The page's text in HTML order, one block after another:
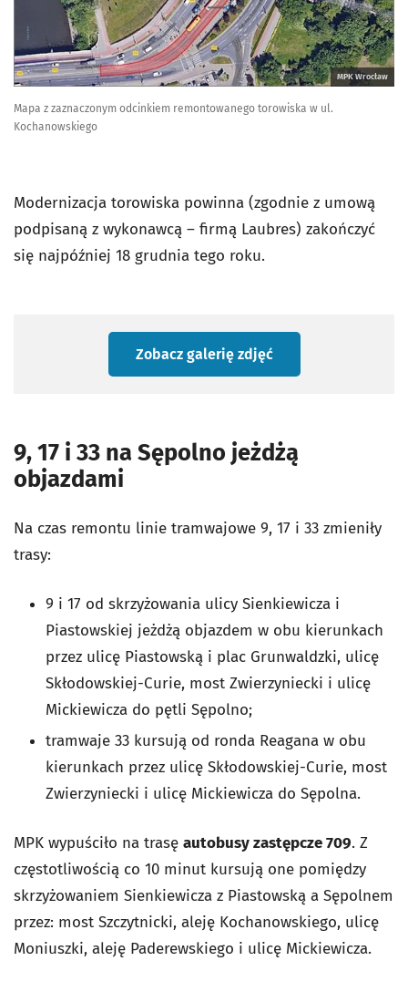
MPK Wrocław
Mapa z zaznaczonym odcinkiem remontowanego torowiska w ul.
Kochanowskiego
Modernizacja torowiska powinna (zgodnie z umową
podpisaną z wykonawcą – firmą Laubres) zakończyć
się najpóźniej 18 grudnia tego roku.
Zobacz galerię zdjęć
9, 17 i 33 na Sępolno jeżdżą
objazdami
Na czas remontu linie tramwajowe 9, 17 i 33 zmieniły
trasy:
9 i 17 od skrzyżowania ulicy Sienkiewicza i
Piastowskiej jeżdżą objazdem w obu kierunkach
przez ulicę Piastowską i plac Grunwaldzki, ulicę
Skłodowskiej-Curie, most Zwierzyniecki i ulicę
Mickiewicza do pętli Sępolno;
tramwaje 33 kursują od ronda Reagana w obu
kierunkach przez ulicę Skłodowskiej-Curie, most
Zwierzyniecki i ulicę Mickiewicza do Sępolna.
MPK wypuściło na trasę autobusy zastępcze 709. Z
częstotliwością co 10 minut kursują one pomiędzy
skrzyżowaniem Sienkiewicza z Piastowską a Sępolnem
przez: most Szczytnicki, aleję Kochanowskiego, ulicę
Moniuszki, aleję Paderewskiego i ulicę Mickiewicza.